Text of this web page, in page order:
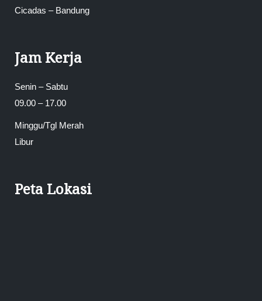
Cicadas – Bandung
Jam Kerja
Senin – Sabtu
09.00 – 17.00
Minggu/Tgl Merah
Libur
Peta Lokasi